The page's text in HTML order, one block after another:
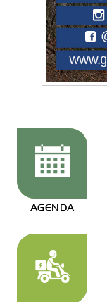
AGENDA